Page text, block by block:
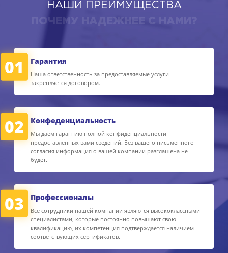
НАШИ ПРЕИМУЩЕСТВА
ПОЧЕМУ НАДЕЖНЕЕ С НАМИ?
01 Гарантия
Наша ответственность за предоставляемые услуги
закрепляется договором.
02 Конфеденциальность
Мы даём гарантию полной конфиденциальности
предоставленных вами сведений. Без вашего письменного
согласия информация о вашей компании разглашена не
будет.
03 Профессионалы
Все сотрудники нашей компании являются высококлассными
специалистами, которые постоянно повышают свою
квалификацию, их компетенция подтверждается наличием
соответствующих сертификатов.